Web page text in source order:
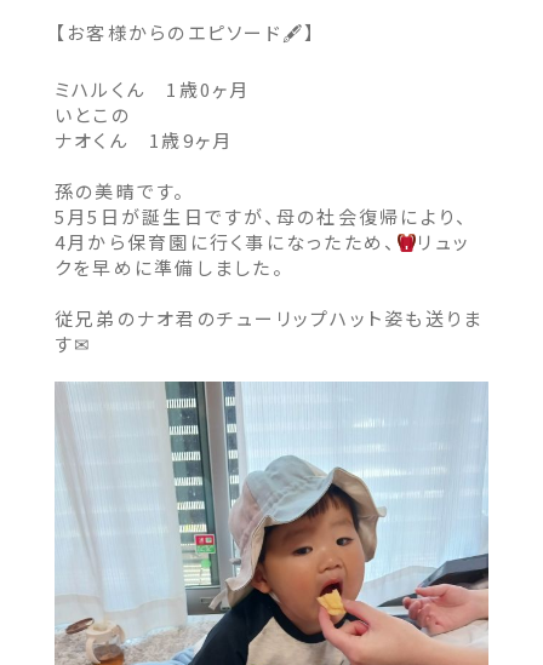
【お客様からのエピソード🖋】
ミハルくん 1歳0ヶ月
いとこの
ナオくん 1歳9ヶ月
孫の美晴です。
5月5日が誕生日ですが、母の社会復帰により、
4月から保育園に行く事になったため、
リュッ
クを早めに準備しました。
従兄弟のナオ君のチューリップハット姿も送りま
す✉